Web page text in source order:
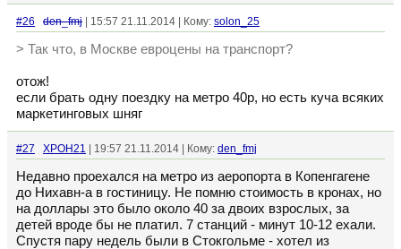
#26 den_fmj | 15:57 21.11.2014 | Кому: solon_25
> Так что, в Москве евроцены на транспорт?
отож!
если брать одну поездку на метро 40р, но есть куча всяких
маркетинговых шняг
#27 XPOH21 | 19:57 21.11.2014 | Кому: den_fmj
Недавно проехался на метро из аеропорта в Копенгагене
до Нихавн-а в гостиницу. Не помню стоимость в кронах, но
на доллары это было около 40 за двоих взрослых, за
детей вроде бы не платил. 7 станций - минут 10-12 ехали.
Спустя пару недель были в Стокгольме - хотел из